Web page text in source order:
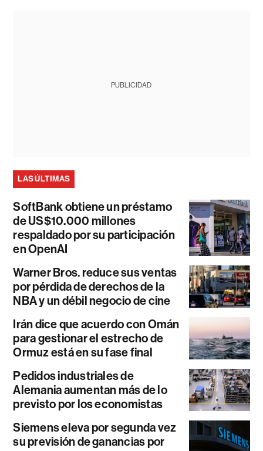
PUBLICIDAD
LAS ÚLTIMAS
SoftBank obtiene un préstamo
de US$10.000 millones
respaldado por su participación
en OpenAI
Warner Bros. reduce sus ventas
por pérdida de derechos de la
NBA y un débil negocio de cine
Irán dice que acuerdo con Omán
para gestionar el estrecho de
Ormuz está en su fase final
Pedidos industriales de
Alemania aumentan más de lo
previsto por los economistas
Siemens eleva por segunda vez
su previsión de ganancias por